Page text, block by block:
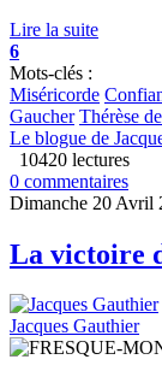
Lire la suite
6
Mots-clés :
Miséricorde
Gaucher Thérèse
Le blogue de
10420 lectures
0 commentaires
Dimanche 20 Avril
La victoire
Jacques Gauthier